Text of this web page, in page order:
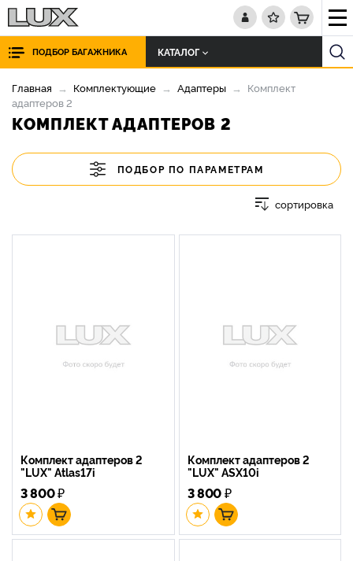
ПОДБОР БАГАЖНИКА КАТАЛОГ
Главная Комплектующие Адаптеры
Комплект
адаптеров 2
КОМПЛЕКТ АДАПТЕРОВ 2
ПОДБОР ПО ПАРАМЕТРАМ
сортировка
Комплект адаптеров 2
"LUX" Atlas17i
3 800₽
Комплект адаптеров 2
"LUX" ASX10i
3 800₽